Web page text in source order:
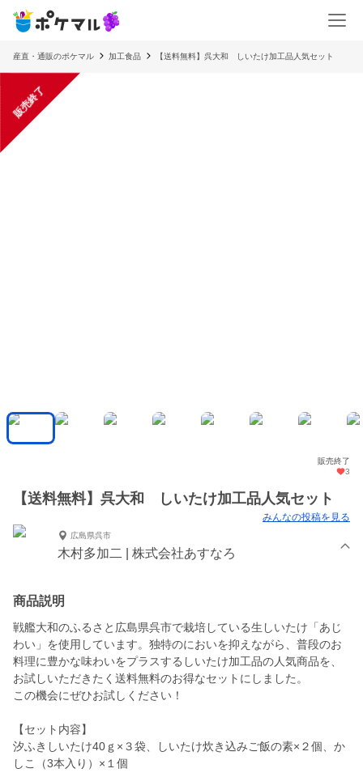
産直・通販のポケマル 加工食品 【送料無料】呉大和 しいたけ加工品人気セット
販売終了
販売終了
3
【送料無料】呉大和 しいたけ加工品人気セット
みんなの投稿を見る
広島県呉市
木村多加二 | 株式会社あすなろ
商品説明
戦艦大和のふるさと広島県呉市で栽培している生しいたけ「あじ
わい」を使用しています。独特のにおいを抑えながら、普段のお
料理に豊かな味わいをプラスするしいたけ加工品の人気商品を、
お試しいただきたく送料無料のお得なセットにしました。
この機会にぜひお試しください！
【セット内容】
汐ふきしいたけ40ｇ×３袋、しいたけ炊き込みご飯の素×２個、か
しこ（3本入り）×１個